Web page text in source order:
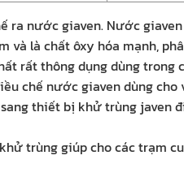
nước giaven. Nước
và là chất ôxy hóa mạnh,
rất thông dụng dùng trong
chế nước giaven dùng
thiết bị khử trùng javen
trùng giúp cho các trạm